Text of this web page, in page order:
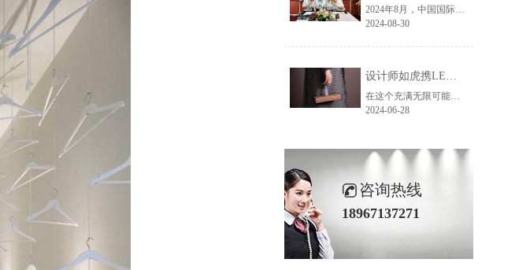
2024年8月，中国国际纺织面料及辅料（秋冬）博览会完美收官！作为一家拥有30年历史的专业衣架制造商，我们非常荣幸能够参与这一盛会，并在此期间与众多客户进行了广泛而深入的交流。
2024-08-30
设计师如虎携LEMONLEE红雪松礼盒荣获第六届未来·已来香港新锐当代设计奖铜奖
在这个充满无限可能的2024年夏季，LEMONLEE品牌设计师如虎以其非凡的创意与对自然的深刻理解，精心打造的红雪松木球礼盒，在“2024未来·已来——第六届香港新锐当代设计奖”中摘得铜奖。这不仅是对设计师如虎原创设计能力的嘉奖，更是对LEMONLEE品牌的高度认可。
2024-06-28
咨询热线
18967137271